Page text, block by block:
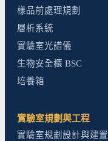
樣品前處理規劃
層析系統
實驗室光譜儀
生物安全櫃 BSC
培養箱
實驗室規劃與工程
實驗室規劃設計與建置